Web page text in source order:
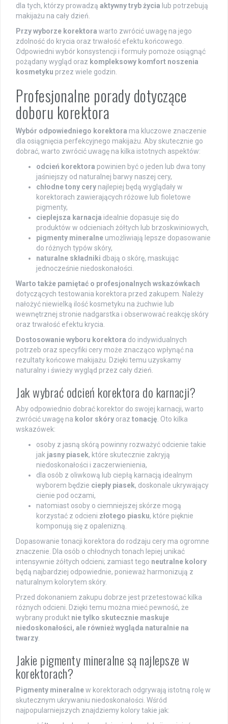
dla tych, którzy prowadzą aktywny tryb życia lub potrzebują
makijażu na cały dzień.
Przy wyborze korektora warto zwrócić uwagę na jego
zdolność do krycia oraz trwałość efektu końcowego.
Odpowiedni wybór konsystencji i formuły pomoże osiągnąć
pożądany wygląd oraz kompleksowy komfort noszenia
kosmetyku przez wiele godzin.
Profesjonalne porady dotyczące
doboru korektora
Wybór odpowiedniego korektora ma kluczowe znaczenie
dla osiągnięcia perfekcyjnego makijażu. Aby skutecznie go
dobrać, warto zwrócić uwagę na kilka istotnych aspektów:
odcień korektora powinien być o jeden lub dwa tony
jaśniejszy od naturalnej barwy naszej cery,
chłodne tony cery najlepiej będą wyglądały w
korektorach zawierających różowe lub fioletowe
pigmenty,
cieplejsza karnacja idealnie dopasuje się do
produktów w odcieniach żółtych lub brzoskwiniowych,
pigmenty mineralne umożliwiają lepsze dopasowanie
do różnych typów skóry,
naturalne składniki dbają o skórę, maskując
jednocześnie niedoskonałości.
Warto także pamiętać o profesjonalnych wskazówkach
dotyczących testowania korektora przed zakupem. Należy
nałożyć niewielką ilość kosmetyku na żuchwie lub
wewnętrznej stronie nadgarstka i obserwować reakcję skóry
oraz trwałość efektu krycia.
Dostosowanie wyboru korektora do indywidualnych
potrzeb oraz specyfiki cery może znacząco wpłynąć na
rezultaty końcowe makijażu. Dzięki temu uzyskamy
naturalny i świeży wygląd przez cały dzień.
Jak wybrać odcień korektora do karnacji?
Aby odpowiednio dobrać korektor do swojej karnacji, warto
zwrócić uwagę na kolor skóry oraz tonację . Oto kilka
wskazówek:
osoby z jasną skórą powinny rozważyć odcienie takie
jak jasny piasek, które skutecznie zakryją
niedoskonałości i zaczerwienienia,
dla osób z oliwkową lub ciepłą karnacją idealnym
wyborem będzie ciepły piasek, doskonale ukrywający
cienie pod oczami,
natomiast osoby o ciemniejszej skórze mogą
korzystać z odcieni złotego piasku, które pięknie
komponują się z opalenizną.
Dopasowanie tonacji korektora do rodzaju cery ma ogromne
znaczenie. Dla osób o chłodnych tonach lepiej unikać
intensywnie żółtych odcieni; zamiast tego neutralne kolory
będą najbardziej odpowiednie, ponieważ harmonizują z
naturalnym kolorytem skóry.
Przed dokonaniem zakupu dobrze jest przetestować kilka
różnych odcieni. Dzięki temu można mieć pewność, że
wybrany produkt nie tylko skutecznie maskuje
niedoskonałości, ale również wygląda naturalnie na
twarzy
Jakie pigmenty mineralne są najlepsze w
korektorach?
Pigmenty mineralnew korektorach odgrywają istotną rolę w
skutecznym ukrywaniu niedoskonałości. Wśród
najpopularniejszych znajdziemy kolory takie jak: